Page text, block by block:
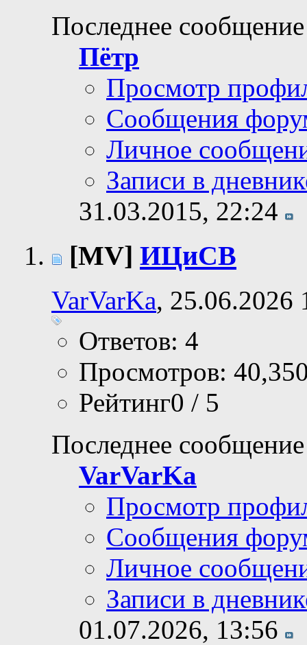
Последнее
Пётр
Просмотр
Сообщения
Личное
Записи в
31.03.2015, 22:24
[MV] ИЦиСВ
VarVarKa, 25.06.2026
Ответов: 4
Просмотров:
Рейтинг0 / 5
Последнее
VarVarKa
Просмотр
Сообщения
Личное
Записи в
01.07.2026, 13:56